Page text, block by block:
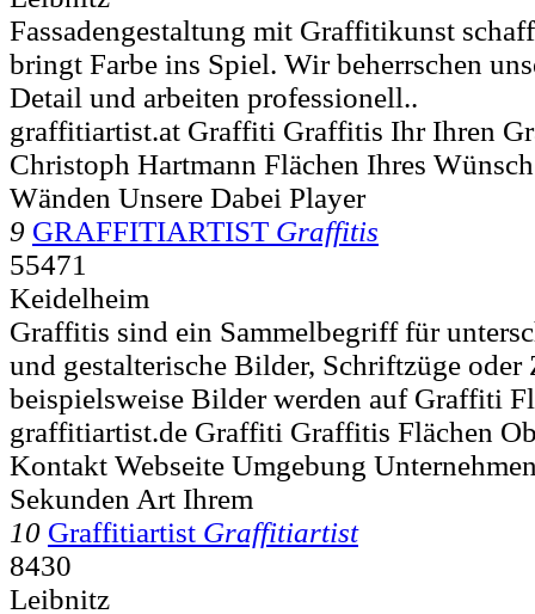
Fassadengestaltung mit Graffitikunst
bringt Farbe ins Spiel. Wir beherrschen
Detail und arbeiten professionell..
graffitiartist.at Graffiti Graffitis Ihr Ihren
Christoph Hartmann Flächen Ihres
Wänden Unsere Dabei Player
9 GRAFFITIARTIST Graffitis
55471
Keidelheim
Graffitis sind ein Sammelbegriff für
und gestalterische Bilder, Schriftzüge oder
beispielsweise Bilder werden auf Graffiti
graffitiartist.de Graffiti Graffitis Flächen
Kontakt Webseite Umgebung
Sekunden Art Ihrem
10 Graffitiartist Graffitiartist
8430
Leibnitz